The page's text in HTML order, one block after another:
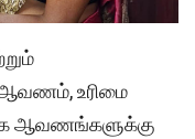
ஆவணம், உரிமை
ஆவணங்களுக்கு